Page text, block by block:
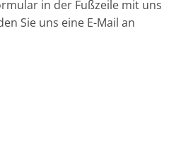
in der Fußzeile mit uns
Sie uns eine E-Mail an